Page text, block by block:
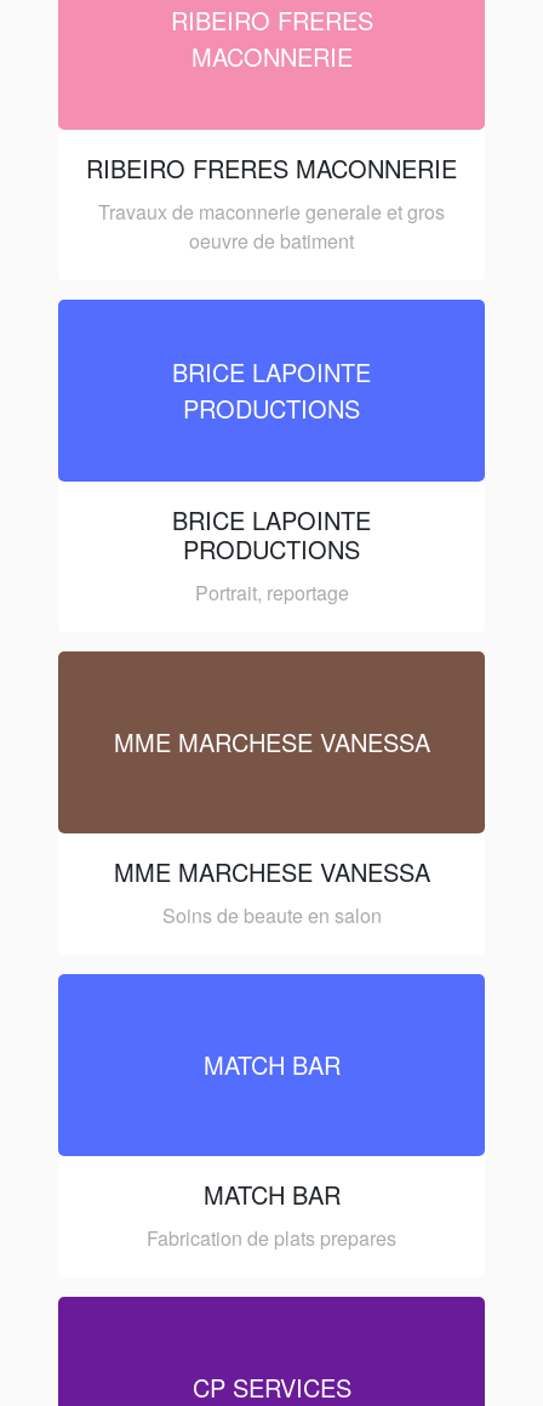
RIBEIRO FRERES
MACONNERIE
RIBEIRO FRERES MACONNERIE
Travaux de maconnerie generale et gros
oeuvre de batiment
BRICE LAPOINTE
PRODUCTIONS
BRICE LAPOINTE
PRODUCTIONS
Portrait, reportage
MME MARCHESE VANESSA
MME MARCHESE VANESSA
Soins de beaute en salon
MATCH BAR
MATCH BAR
Fabrication de plats prepares
CP SERVICES